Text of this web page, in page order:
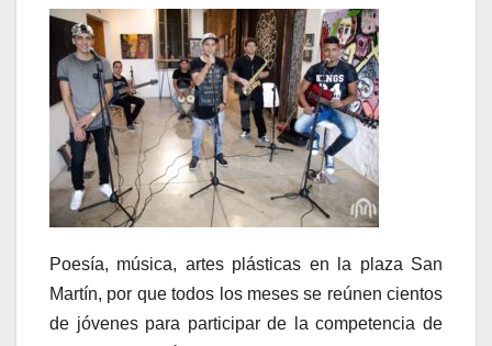
Poesía, música, artes plásticas en la plaza San
Martín, por que todos los meses se reúnen cientos
de jóvenes para participar de la competencia de